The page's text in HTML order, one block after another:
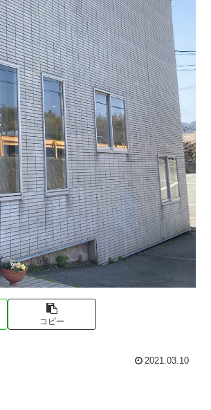
コピー
2021.03.10